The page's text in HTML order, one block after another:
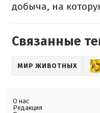
добыча, на
Связанные
МИР ЖИВОТНЫХ
О нас
Редакция